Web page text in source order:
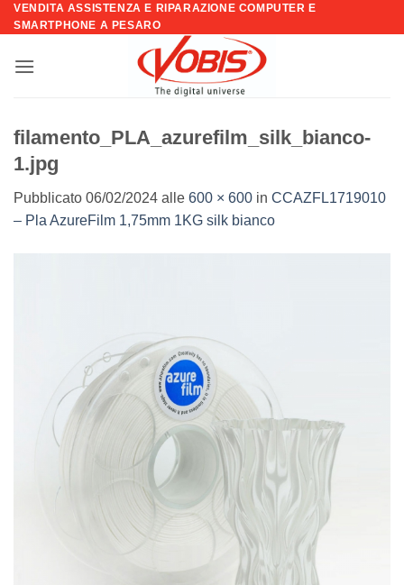
Salta
ai
VENDITA ASSISTENZA E RIPARAZIONE COMPUTER E
SMARTPHONE A PESARO
filamento_PLA_azurefilm_silk_bianco-
1.jpg
Pubblicato 06/02/2024 alle 600 × 600 in CCAZFL1719010
– Pla AzureFilm 1,75mm 1KG silk bianco